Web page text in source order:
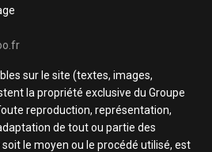
sur le site (textes, images,
la propriété exclusive du Groupe
reproduction, représentation,
de tout ou partie des
le moyen ou le procédé utilisé, est